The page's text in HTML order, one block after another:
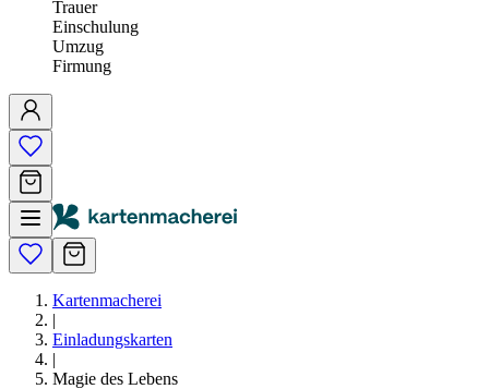
Trauer
Einschulung
Umzug
Firmung
Kartenmacherei
|
Einladungskarten
|
Magie des Lebens